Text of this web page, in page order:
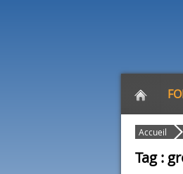
Accueil
Tag :